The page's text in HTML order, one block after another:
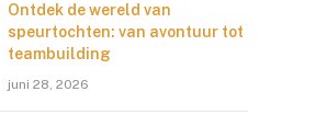
Ontdek de wereld van
speurtochten: van avontuur tot
teambuilding
juni 28, 2026